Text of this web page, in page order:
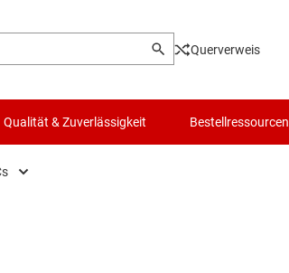
Querverweis
Qualität & Zuverlässigkeit Bestellressourcen